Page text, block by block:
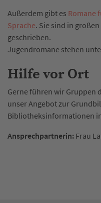
Außerdem gibt es Romane
Sprache. Sie sind in
geschrieben.
Jugendromane stehen
Hilfe vor Ort
Gerne führen wir Gruppen
unser Angebot zur
Bibliotheksinformationen
Ansprechpartnerin: Frau